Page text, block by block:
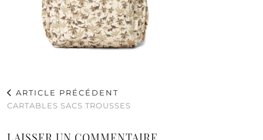
ARTICLE PRÉCÉDENT
CARTABLES SACS TROUSSES